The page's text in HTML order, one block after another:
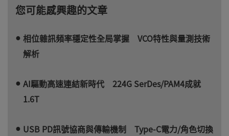
您可能感興趣的文章
相位雜訊頻率穩定性全局掌握 VCO特性與量測技術
解析
AI驅動高速連結新時代 224G SerDes/PAM4成就
1.6T
USB PD訊號協商與傳輸機制 Type-C電力/角色切換